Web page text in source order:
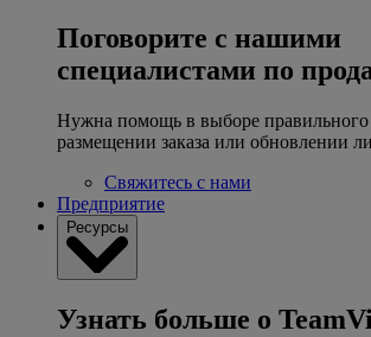
Поговорите с нашими
специалистами по
Нужна помощь в выборе
размещении заказа или обновлении
Свяжитесь с нами
Предприятие
Ресурсы
Узнать больше о